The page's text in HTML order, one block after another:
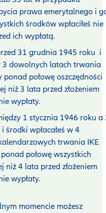
prawa emerytalnego i
środków wpłaciłeś nie
ich wypłatą.
31 grudnia 1945 roku i
3 dowolnych latach trwania
połowę oszczędności
niż 3 lata przed złożeniem
wypłaty.
1 stycznia 1946 roku a
wpłacałeś w 4
trwania IKE
połowę wszystkich
niż 4 lata przed złożeniem
wypłaty.
momencie możesz